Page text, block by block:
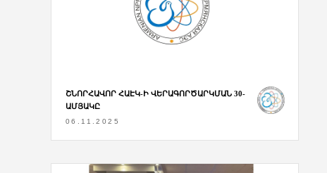
ՇՆՈՐՀԱՎՈՐ ՀԱԷԿ-Ի ՎԵՐԱԳՈՐԾԱՐԿՄԱՆ 30-
ԱՄՅԱԿԸ
06.11.2025